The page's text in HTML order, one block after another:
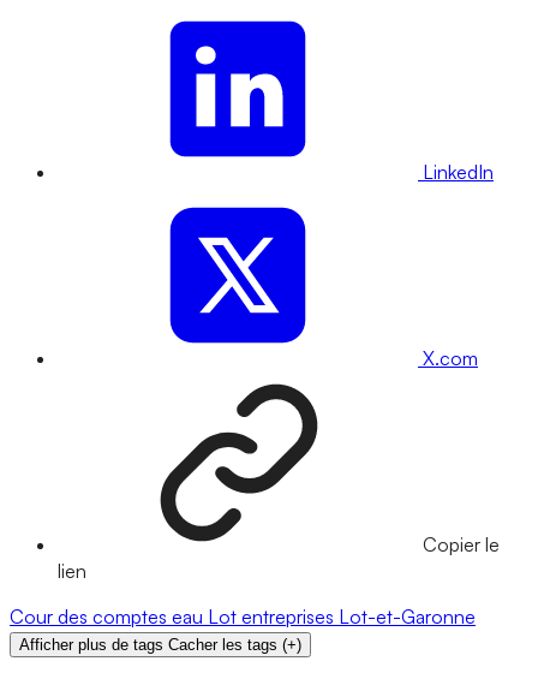
LinkedIn
X.com
Copier le
lien
Cour des comptes eau Lot entreprises Lot-et-Garonne
Afficher plus de tags Cacher les tags (+)